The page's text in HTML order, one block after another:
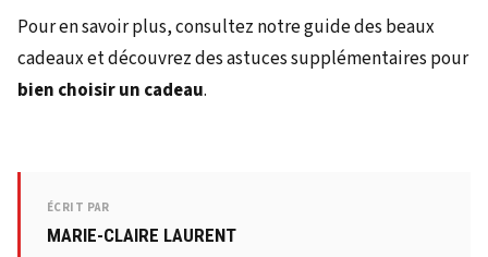
Pour en savoir plus, consultez notre guide des beaux
cadeaux et découvrez des astuces supplémentaires pour
bien choisir un cadeau.
ÉCRIT PAR
MARIE-CLAIRE LAURENT